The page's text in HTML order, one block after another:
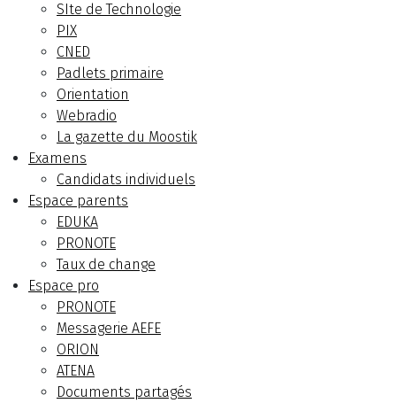
SIte de Technologie
PIX
CNED
Padlets primaire
Orientation
Webradio
La gazette du Moostik
Examens
Candidats individuels
Espace parents
EDUKA
PRONOTE
Taux de change
Espace pro
PRONOTE
Messagerie AEFE
ORION
ATENA
Documents partagés